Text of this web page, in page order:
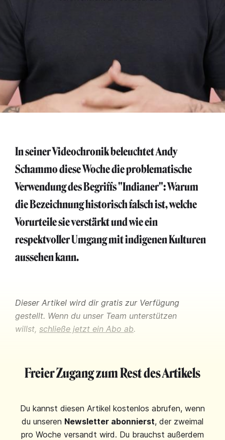
In seiner Videochronik beleuchtet Andy
Schammo diese Woche die problematische
Verwendung des Begriffs "Indianer": Warum
die Bezeichnung historisch falsch ist, welche
Vorurteile sie verstärkt und wie ein
respektvoller Umgang mit indigenen Kulturen
aussehen kann.
Dieser Artikel wird dir gratis zur Verfügung
gestellt. Wenn du unser Team unterstützen
willst, schließe jetzt ein Abo ab.
Freier Zugang zum Rest des Artikels
Du kannst diesen Artikel kostenlos abrufen, wenn
du unseren Newsletter abonnierst, der zweimal
pro Woche versandt wird. Du brauchst außerdem